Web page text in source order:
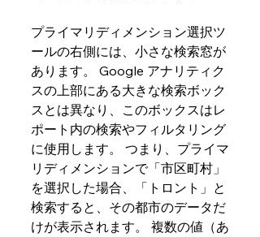
プライマリディメンション選択ツ
ールの右側には、小さな検索窓が
あります。 Google アナリティク
スの上部にある大きな検索ボック
スとは異なり、このボックスはレ
ポート内の検索やフィルタリング
に使用します。 つまり、プライマ
リディメンションで「市区町村」
を選択した場合、「トロント」と
検索すると、その都市のデータだ
けが表示されます。 複数の値（あ